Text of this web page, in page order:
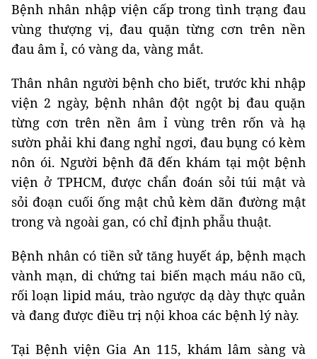
Bệnh nhân nhập viện cấp trong tình trạng đau
vùng thượng vị, đau quặn từng cơn trên nền
đau âm ỉ, có vàng da, vàng mắt.
Thân nhân người bệnh cho biết, trước khi nhập
viện 2 ngày, bệnh nhân đột ngột bị đau quặn
từng cơn trên nền âm ỉ vùng trên rốn và hạ
sườn phải khi đang nghỉ ngơi, đau bụng có kèm
nôn ói. Người bệnh đã đến khám tại một bệnh
viện ở TPHCM, được chẩn đoán sỏi túi mật và
sỏi đoạn cuối ống mật chủ kèm dãn đường mật
trong và ngoài gan, có chỉ định phẫu thuật.
Bệnh nhân có tiền sử tăng huyết áp, bệnh mạch
vành mạn, di chứng tai biến mạch máu não cũ,
rối loạn lipid máu, trào ngược dạ dày thực quản
và đang được điều trị nội khoa các bệnh lý này.
Tại Bệnh viện Gia An 115, khám lâm sàng và